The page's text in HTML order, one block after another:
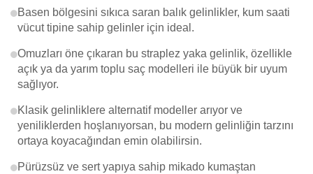
Basen bölgesini sıkıca saran balık gelinlikler, kum saati
vücut tipine sahip gelinler için ideal.
Omuzları öne çıkaran bu straplez yaka gelinlik, özellikle
açık ya da yarım toplu saç modelleri ile büyük bir uyum
sağlıyor.
Klasik gelinliklere alternatif modeller arıyor ve
yeniliklerden hoşlanıyorsan, bu modern gelinliğin tarzını
ortaya koyacağından emin olabilirsin.
Pürüzsüz ve sert yapıya sahip mikado kumaştan